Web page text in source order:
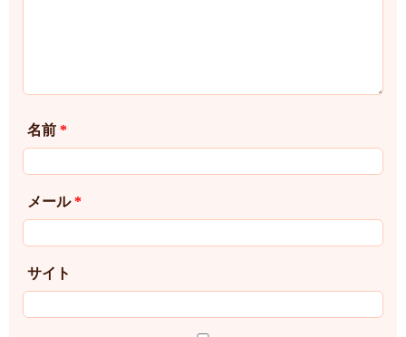
名前 *
メール *
サイト